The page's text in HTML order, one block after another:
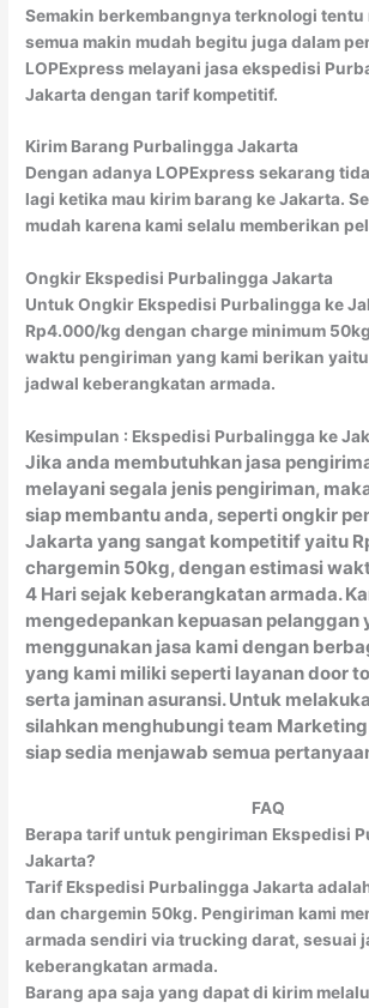
Semakin berkembangnya terknologi tentu
semua makin mudah begitu juga dalam
LOPExpress melayani jasa ekspedisi
Jakarta dengan tarif kompetitif.
Kirim Barang Purbalingga Jakarta
Dengan adanya LOPExpress sekarang
lagi ketika mau kirim barang ke Jakarta.
mudah karena kami selalu memberikan
Ongkir Ekspedisi Purbalingga Jakarta
Untuk Ongkir Ekspedisi Purbalingga ke
Rp4.000/kg dengan charge minimum
waktu pengiriman yang kami berikan
jadwal keberangkatan armada.
Kesimpulan : Ekspedisi Purbalingga ke
Jika anda membutuhkan jasa
melayani segala jenis pengiriman,
siap membantu anda, seperti ongkir
Jakarta yang sangat kompetitif yaitu
chargemin 50kg, dengan estimasi
4 Hari sejak keberangkatan armada.
mengedepankan kepuasan pelanggan
menggunakan jasa kami dengan
yang kami miliki seperti layanan door
serta jaminan asuransi. Untuk
silahkan menghubungi team
siap sedia menjawab semua
FAQ
Berapa tarif untuk pengiriman Ekspedisi
Jakarta?
Tarif Ekspedisi Purbalingga Jakarta
dan chargemin 50kg. Pengiriman kami
armada sendiri via trucking darat, sesuai
keberangkatan armada.
Barang apa saja yang dapat di kirim